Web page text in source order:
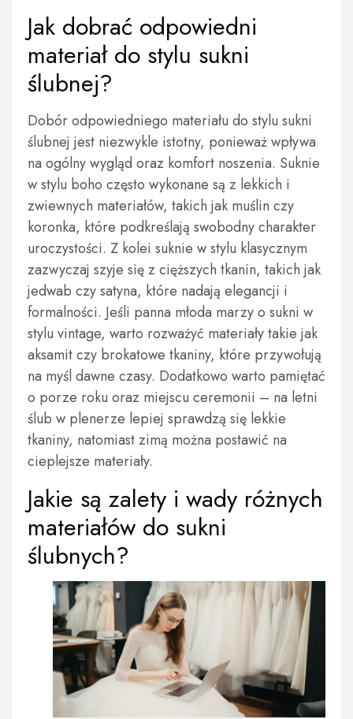
Jak dobrać odpowiedni
materiał do stylu sukni
ślubnej?
Dobór odpowiedniego materiału do stylu sukni
ślubnej jest niezwykle istotny, ponieważ wpływa
na ogólny wygląd oraz komfort noszenia. Suknie
w stylu boho często wykonane są z lekkich i
zwiewnych materiałów, takich jak muślin czy
koronka, które podkreślają swobodny charakter
uroczystości. Z kolei suknie w stylu klasycznym
zazwyczaj szyje się z cięższych tkanin, takich jak
jedwab czy satyna, które nadają elegancji i
formalności. Jeśli panna młoda marzy o sukni w
stylu vintage, warto rozważyć materiały takie jak
aksamit czy brokatowe tkaniny, które przywołują
na myśl dawne czasy. Dodatkowo warto pamiętać
o porze roku oraz miejscu ceremonii – na letni
ślub w plenerze lepiej sprawdzą się lekkie
tkaniny, natomiast zimą można postawić na
cieplejsze materiały.
Jakie są zalety i wady różnych
materiałów do sukni
ślubnych?